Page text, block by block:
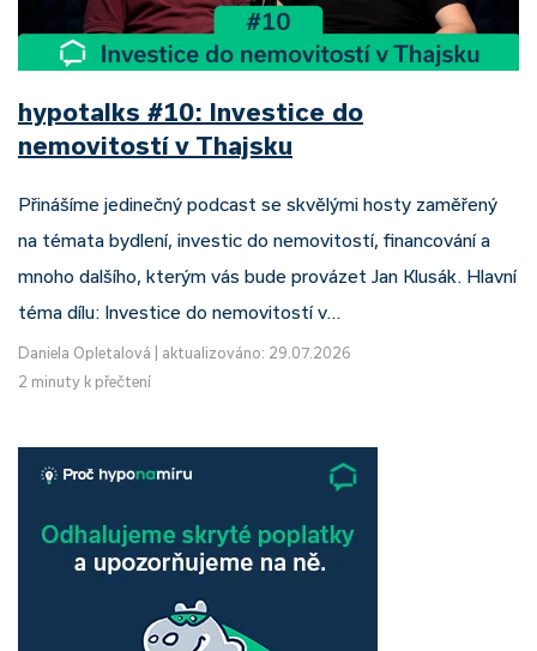
hypotalks #10: Investice do
nemovitostí v Thajsku
Přinášíme jedinečný podcast se skvělými hosty zaměřený
na témata bydlení, investic do nemovitostí, financování a
mnoho dalšího, kterým vás bude provázet Jan Klusák. Hlavní
téma dílu: Investice do nemovitostí v…
Daniela Opletalová
aktualizováno: 29.07.2026
2 minuty k přečtení